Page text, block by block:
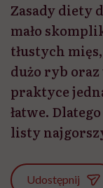
Zasady diety
mało
tłustych
dużo ryb
praktyce
łatwe.
listy
Udostępnij